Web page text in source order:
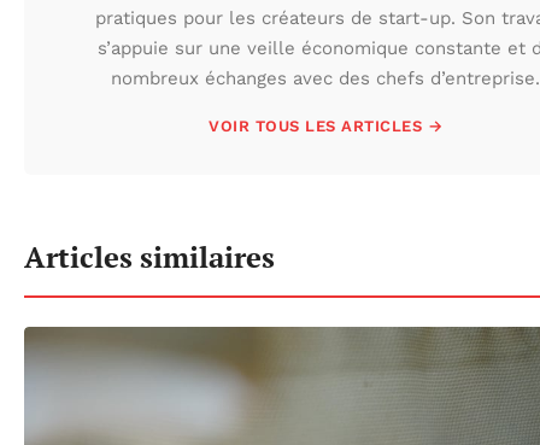
pratiques pour les créateurs de start-up. Son
s’appuie sur une veille économique constante et
nombreux échanges avec des chefs d’entreprise.
VOIR TOUS LES ARTICLES →
Articles similaires